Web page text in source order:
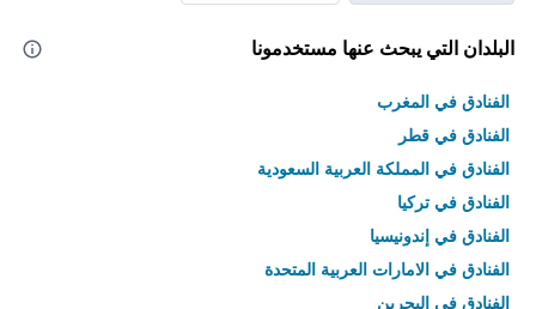
البلدان التي يبحث عنها مستخدمونا
الفنادق في المغرب
الفنادق في قطر
الفنادق في المملكة العربية السعودية
الفنادق في تركيا
الفنادق في إندونيسيا
الفنادق في الامارات العربية المتحدة
الفنادق في البحرين